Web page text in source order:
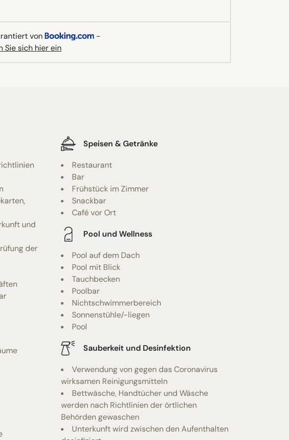
von
-
Sie sich hier ein
und
der
Speisen & Getränke
Restaurant
Bar
Frühstück im Zimmer
Snackbar
Café vor Ort
Pool und Wellness
Pool auf dem Dach
Pool mit Blick
Tauchbecken
Poolbar
Nichtschwimmerbereich
Sonnenstühle/-liegen
Pool
Sauberkeit und Desinfektion
Verwendung von gegen das Coronavirus
wirksamen Reinigungsmitteln
Bettwäsche, Handtücher und Wäsche
werden nach Richtlinien der örtlichen
Behörden gewaschen
Unterkunft wird zwischen den Aufenthalten